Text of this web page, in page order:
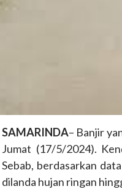
SAMARINDA– Banjir
Jumat (17/5/2024).
Sebab, berdasarkan
dilanda hujan ringan